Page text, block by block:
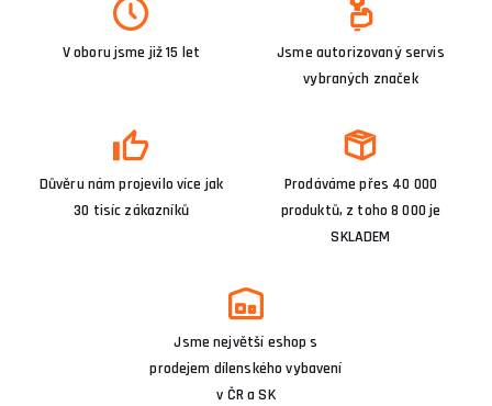
V oboru jsme již 15 let
Jsme autorizovaný servis
vybraných značek
Důvěru nám projevilo více jak
30 tisíc zákazníků
Prodáváme přes 40 000
produktů, z toho 8 000 je
SKLADEM
Jsme největší eshop s
prodejem dílenského vybavení
v ČR a SK